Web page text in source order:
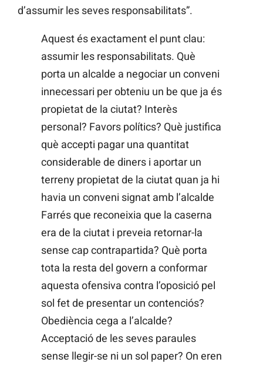
d’assumir les seves responsabilitats”.
Aquest és exactament el punt clau:
assumir les responsabilitats. Què
porta un alcalde a negociar un conveni
innecessari per obteniu un be que ja és
propietat de la ciutat? Interès
personal? Favors polítics? Què justifica
què accepti pagar una quantitat
considerable de diners i aportar un
terreny propietat de la ciutat quan ja hi
havia un conveni signat amb l’alcalde
Farrés que reconeixia que la caserna
era de la ciutat i preveia retornar-la
sense cap contrapartida? Què porta
tota la resta del govern a conformar
aquesta ofensiva contra l’oposició pel
sol fet de presentar un contenciós?
Obediència cega a l’alcalde?
Acceptació de les seves paraules
sense llegir-se ni un sol paper? On eren